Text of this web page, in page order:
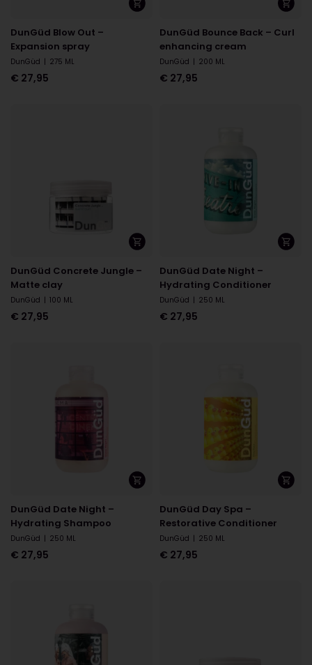
DunGüd Blow Out –
Expansion spray
DunGüd | 275 ML
€ 27,95
DunGüd Bounce Back – Curl
enhancing cream
DunGüd | 200 ML
€ 27,95
DunGüd Concrete Jungle –
Matte clay
DunGüd | 100 ML
€ 27,95
DunGüd Date Night –
Hydrating Conditioner
DunGüd | 250 ML
€ 27,95
DunGüd Date Night –
Hydrating Shampoo
DunGüd | 250 ML
€ 27,95
DunGüd Day Spa –
Restorative Conditioner
DunGüd | 250 ML
€ 27,95